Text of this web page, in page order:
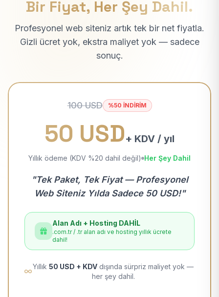
Bir Fiyat, Her Şey Dahil.
Profesyonel web siteniz artık tek bir net fiyatla.
Gizli ücret yok, ekstra maliyet yok — sadece
sonuç.
100 USD %50 İNDİRİM
50 USD+ KDV / yıl
Yıllık ödeme (KDV %20 dahil değil) Her Şey Dahil
"Tek Paket, Tek Fiyat — Profesyonel
Web Siteniz Yılda Sadece 50 USD!"
Alan Adı + Hosting DAHİL
.com.tr / .tr alan adı ve hosting yıllık ücrete
dahil!
Yıllık 50 USD + KDV dışında sürpriz maliyet yok —
her şey dahil.